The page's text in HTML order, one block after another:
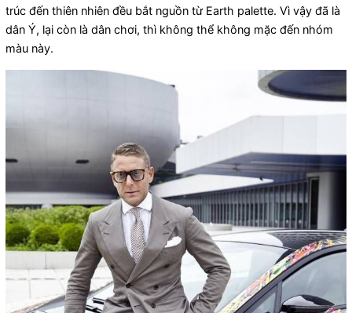
trúc đến thiên nhiên đều bắt nguồn từ Earth palette. Vì vậy đã là
dân Ý, lại còn là dân chơi, thì không thể không mặc đến nhóm
màu này.